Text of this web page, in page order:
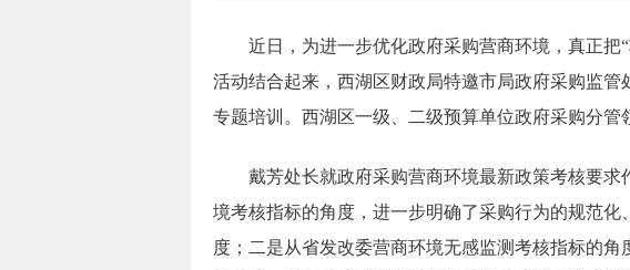
近日，为进一步优化政府采购营商环境，真正把“
活动结合起来，西湖区财政局特邀市局政府采购监
专题培训。西湖区一级、二级预算单位政府采购分管
戴芳处长就政府采购营商环境最新政策考核要求
境考核指标的角度，进一步明确了采购行为的规范化
度；二是从省发改委营商环境无感监测考核指标的